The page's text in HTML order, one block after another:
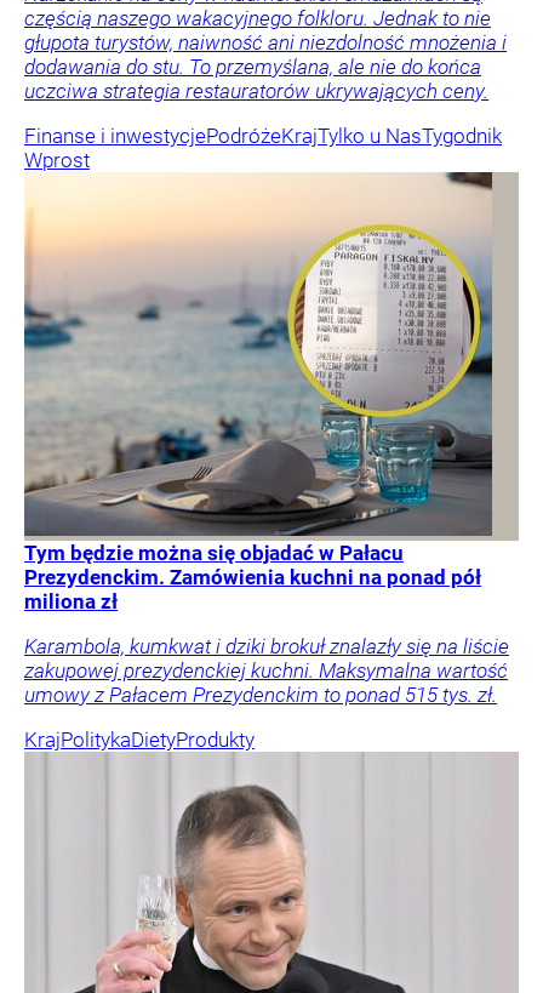
częścią naszego wakacyjnego folkloru. Jednak to nie
głupota turystów, naiwność ani niezdolność mnożenia i
dodawania do stu. To przemyślana, ale nie do końca
uczciwa strategia restauratorów ukrywających ceny.
Finanse i inwestycjePodróżeKrajTylko u NasTygodnik
Wprost
Tym będzie można się objadać w Pałacu
Prezydenckim. Zamówienia kuchni na ponad pół
miliona zł
Karambola, kumkwat i dziki brokuł znalazły się na liście
zakupowej prezydenckiej kuchni. Maksymalna wartość
umowy z Pałacem Prezydenckim to ponad 515 tys. zł.
KrajPolitykaDietyProdukty